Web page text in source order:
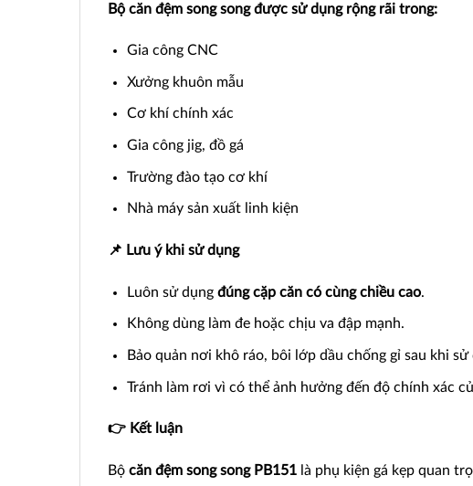
Bộ căn đệm song song được sử dụng rộng rãi trong:
Gia công CNC
Xưởng khuôn mẫu
Cơ khí chính xác
Gia công jig, đồ gá
Trường đào tạo cơ khí
Nhà máy sản xuất linh kiện
📌 Lưu ý khi sử dụng
Luôn sử dụng đúng cặp căn có cùng chiều cao.
Không dùng làm đe hoặc chịu va đập mạnh.
Bảo quản nơi khô ráo, bôi lớp dầu chống gỉ sau khi sử
Tránh làm rơi vì có thể ảnh hưởng đến độ chính xác
👉 Kết luận
Bộ căn đệm song song PB151 là phụ kiện gá kẹp quan